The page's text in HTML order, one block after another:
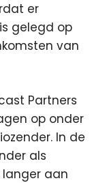
er
gelegd op
van
Partners
op onder
In de
als
aan